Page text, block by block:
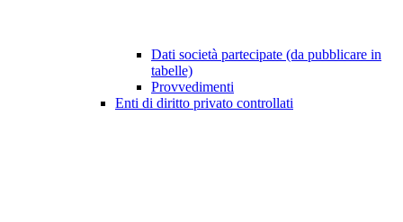
Dati società partecipate (da pubblicare in
tabelle)
Provvedimenti
Enti di diritto privato controllati